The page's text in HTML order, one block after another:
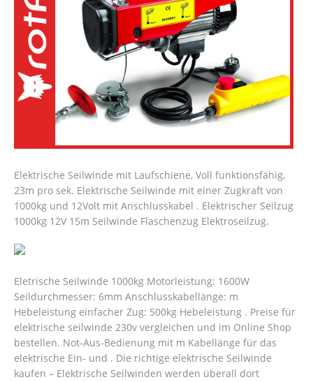
Elektrische Seilwinde mit Laufschiene, Voll funktionsfähig,
23m pro sek. Elektrische Seilwinde mit einer Zugkraft von
1000kg und 12Volt mit Anschlusskabel . Elektrischer Seilzug
1000kg 12V 15m Seilwinde Flaschenzug Elektroseilzug.
Eletrische Seilwinde 1000kg Motorleistung: 1600W
Seildurchmesser: 6mm Anschlusskabellänge: m
Hebeleistung einfacher Zug: 500kg Hebeleistung . Preise für
elektrische seilwinde 230v vergleichen und im Online Shop
bestellen. Not-Aus-Bedienung mit m Kabellänge für das
elektrische Ein- und . Die richtige elektrische Seilwinde
kaufen – Elektrische Seilwinden werden überall dort